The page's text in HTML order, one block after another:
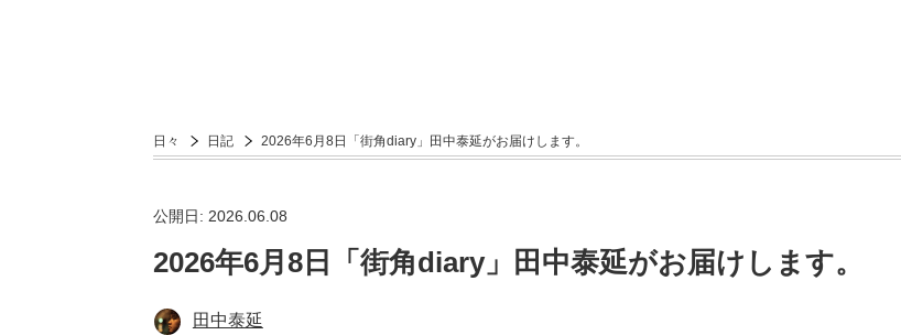
日々 日記 2026年6月8日「街角diary」田中泰延がお届けします。
公開日: 2026.06.08
2026年6月8日「街角diary」田中泰延がお届けします。
田中泰延